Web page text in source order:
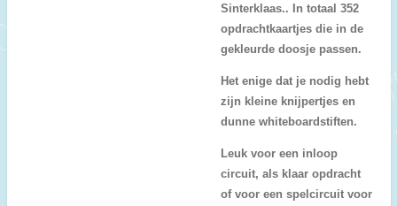
Sinterklaas.. In totaal 352
opdrachtkaartjes die in de
gekleurde doosje passen.
Het enige dat je nodig hebt
zijn kleine knijpertjes en
dunne whiteboardstiften.
Leuk voor een inloop
circuit, als klaar opdracht
of voor een spelcircuit voor